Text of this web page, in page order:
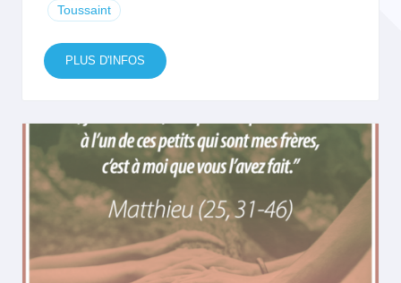
Toussaint
PLUS D'INFOS